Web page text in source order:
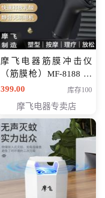
摩飞电器筋膜冲击仪
（筋膜枪）MF-8188 会
员专享价268元
399.00 库存100
摩飞电器专卖店